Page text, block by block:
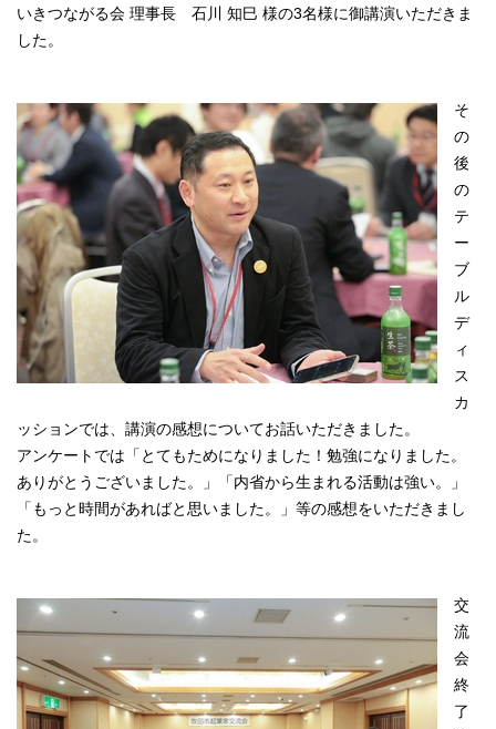
いきつながる会 理事長 石川 知巳 様の3名様に御講演いただきま
した。
そ
の
後
の
テ
ー
ブ
ル
デ
ィ
ス
カ
ッションでは、講演の感想についてお話いただきました。
アンケートでは「とてもためになりました！勉強になりました。
ありがとうございました。」「内省から生まれる活動は強い。」
「もっと時間があればと思いました。」等の感想をいただきまし
た。
交
流
会
終
了